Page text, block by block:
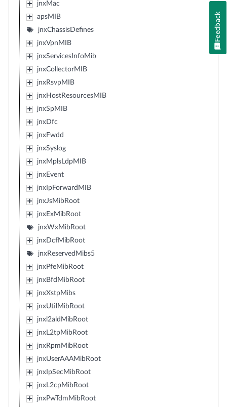
jnxMac
apsMIB
jnxChassisDefines
jnxVpnMIB
jnxServicesInfoMib
jnxCollectorMIB
jnxRsvpMIB
jnxHostResourcesMIB
jnxSpMIB
jnxDfc
jnxFwdd
jnxSyslog
jnxMplsLdpMIB
jnxEvent
jnxIpForwardMIB
jnxJsMibRoot
jnxExMibRoot
jnxWxMibRoot
jnxDcfMibRoot
jnxReservedMibs5
jnxPfeMibRoot
jnxBfdMibRoot
jnxXstpMibs
jnxUtilMibRoot
jnxl2aldMibRoot
jnxL2tpMibRoot
jnxRpmMibRoot
jnxUserAAAMibRoot
jnxIpSecMibRoot
jnxL2cpMibRoot
jnxPwTdmMibRoot
Feedback